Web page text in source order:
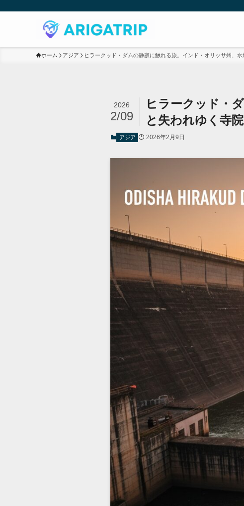
ホーム アジア ヒラークッド・ダムの静寂に触れる旅。インド・オリッサ州、
ヒラークッド・
と失われゆく寺
2026
2/09
アジア 2026年2月9日